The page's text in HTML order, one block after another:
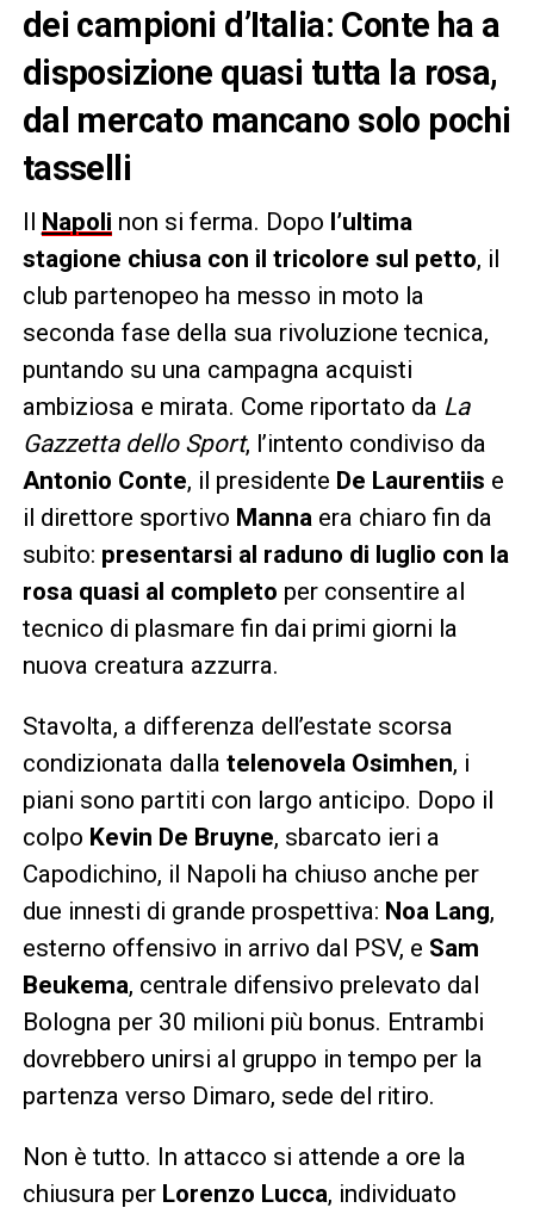
dei campioni d’Italia: Conte ha a
disposizione quasi tutta la rosa,
dal mercato mancano solo pochi
tasselli
Il Napoli non si ferma. Dopo l’ultima
stagione chiusa con il tricolore sul petto, il
club partenopeo ha messo in moto la
seconda fase della sua rivoluzione tecnica,
puntando su una campagna acquisti
ambiziosa e mirata. Come riportato da La
Gazzetta dello Sport, l’intento condiviso da
Antonio Conte, il presidente De Laurentiis e
il direttore sportivo Manna era chiaro fin da
subito: presentarsi al raduno di luglio con la
rosa quasi al completo per consentire al
tecnico di plasmare fin dai primi giorni la
nuova creatura azzurra.
Stavolta, a differenza dell’estate scorsa
condizionata dalla telenovela Osimhen, i
piani sono partiti con largo anticipo. Dopo il
colpo Kevin De Bruyne, sbarcato ieri a
Capodichino, il Napoli ha chiuso anche per
due innesti di grande prospettiva: Noa Lang,
esterno offensivo in arrivo dal PSV, e Sam
Beukema, centrale difensivo prelevato dal
Bologna per 30 milioni più bonus. Entrambi
dovrebbero unirsi al gruppo in tempo per la
partenza verso Dimaro, sede del ritiro.
Non è tutto. In attacco si attende a ore la
chiusura per Lorenzo Lucca, individuato